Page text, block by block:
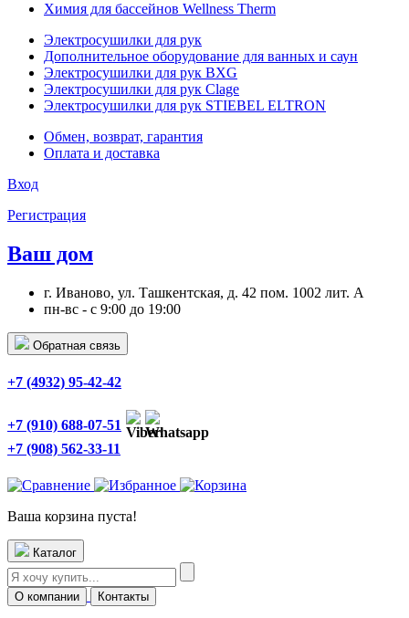
Химия для бассейнов Wellness Therm
Электросушилки для рук
Дополнительное оборудование для ванных и саун
Электросушилки для рук BXG
Электросушилки для рук Clage
Электросушилки для рук STIEBEL ELTRON
Обмен, возврат, гарантия
Оплата и доставка
Вход
Регистрация
Ваш дом
г. Иваново, ул. Ташкентская, д. 42 пом. 1002 лит. А
пн-вс - с 9:00 до 19:00
Обратная связь
+7 (4932) 95-42-42
+7 (910) 688-07-51
+7 (908) 562-33-11
Ваша корзина пуста!
Каталог
О компании Контакты